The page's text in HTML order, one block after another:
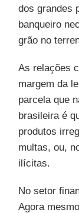
dos grandes
banqueiro
grão no
As relações
margem da
parcela que
brasileira é
produtos
multas, ou,
ilícitas.
No setor
Agora